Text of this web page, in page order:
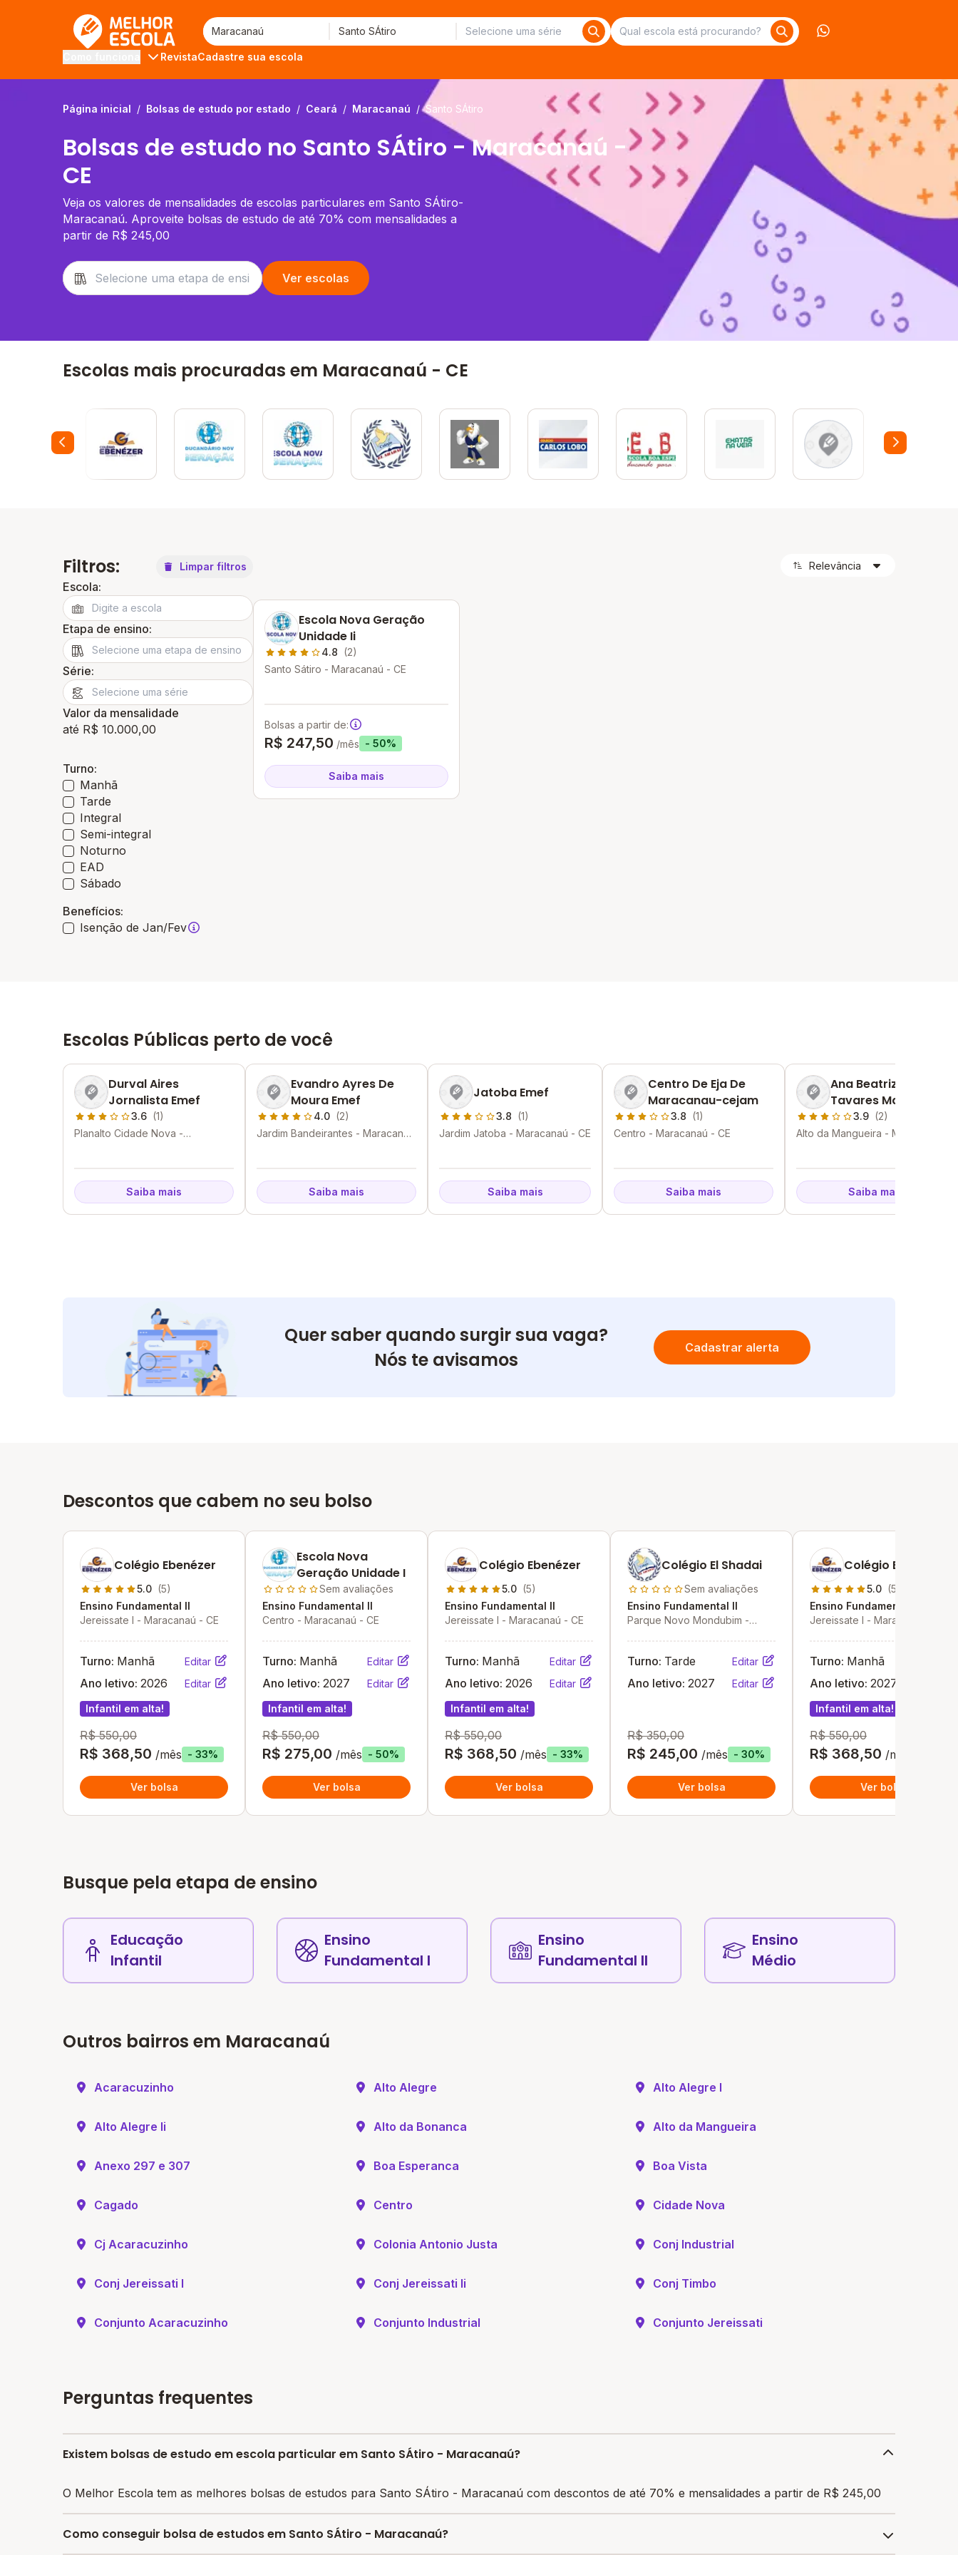
RevistaCadastre sua escola
Página inicial / Bolsas de estudo por estado / Ceará / Maracanaú / Santo SÁtiro
Bolsas de estudo no Santo SÁtiro - Maracanaú -
CE
Veja os valores de mensalidades de escolas particulares em Santo SÁtiro-
Maracanaú. Aproveite bolsas de estudo de até 70% com mensalidades a
partir de R$ 245,00
Ver escolas
Escolas mais procuradas em Maracanaú - CE
Filtros: Limpar filtros
Escola:
Etapa de ensino:
Série:
Valor da mensalidade
até R$ 10.000,00
Turno:
Manhã
Tarde
Integral
Semi-integral
Noturno
EAD
Sábado
Benefícios:
Isenção de Jan/Fev
Escola Nova Geração
Unidade Ii
4.8 (2)
Santo Sátiro - Maracanaú - CE
Bolsas a partir de:
R$ 247,50 /mês - 50%
Saiba mais
Escolas Públicas perto de você
Durval Aires
Jornalista Emef
3.6 (1)
Planalto Cidade Nova -
Saiba mais
Evandro Ayres De
Moura Emef
4.0 (2)
Jardim Bandeirantes - Maracanaú
Saiba mais
Jatoba Emef
3.8 (1)
Jardim Jatoba - Maracanaú - CE
Saiba mais
Centro De Eja De
Maracanau-cejam
3.8 (1)
Centro - Maracanaú - CE
Saiba mais
Ana Beatriz Macedo
Tavares Marques
Estudante Emef
3.9 (2)
Alto da Mangueira - Maracanaú -
Saiba mais
Quer saber quando surgir sua vaga?
Nós te avisamos
Cadastrar alerta
Descontos que cabem no seu bolso
Colégio Ebenézer
5.0 (5)
Ensino Fundamental II
Jereissate I - Maracanaú - CE
Turno: Manhã Editar
Ano letivo: 2026 Editar
Infantil em alta!
R$ 550,00
R$ 368,50 /mês - 33%
Ver bolsa
Escola Nova
Geração Unidade I
Sem avaliações
Ensino Fundamental II
Centro - Maracanaú - CE
Turno: Manhã Editar
Ano letivo: 2027 Editar
Infantil em alta!
R$ 550,00
R$ 275,00 /mês - 50%
Ver bolsa
Colégio Ebenézer
5.0 (5)
Ensino Fundamental II
Jereissate I - Maracanaú - CE
Turno: Manhã Editar
Ano letivo: 2026 Editar
Infantil em alta!
R$ 550,00
R$ 368,50 /mês - 33%
Ver bolsa
Colégio El Shadai
Sem avaliações
Ensino Fundamental II
Parque Novo Mondubim -
Turno: Tarde Editar
Ano letivo: 2027 Editar
R$ 350,00
R$ 245,00 /mês - 30%
Ver bolsa
Colégio Ebenézer
5.0 (5)
Ensino Fundamental II
Jereissate I - Maracanaú - CE
Turno: Manhã
Ano letivo: 2027
Infantil em alta!
R$ 550,00
R$ 368,50 /mês
Ver bolsa
Busque pela etapa de ensino
Educação
Infantil
Ensino
Fundamental I
Ensino
Fundamental II
Ensino
Médio
Outros bairros em Maracanaú
Acaracuzinho Alto Alegre Alto Alegre I
Alto Alegre Ii Alto da Bonanca Alto da Mangueira
Anexo 297 e 307 Boa Esperanca Boa Vista
Cagado Centro Cidade Nova
Cj Acaracuzinho Colonia Antonio Justa Conj Industrial
Conj Jereissati I Conj Jereissati Ii Conj Timbo
Conjunto Acaracuzinho Conjunto Industrial Conjunto Jereissati
Perguntas frequentes
Existem bolsas de estudo em escola particular em Santo SÁtiro - Maracanaú?
O Melhor Escola tem as melhores bolsas de estudos para Santo SÁtiro - Maracanaú com descontos de até 70% e mensalidades a partir de R$ 245,00
Como conseguir bolsa de estudos em Santo SÁtiro - Maracanaú?